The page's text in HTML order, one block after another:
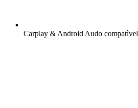
Carplay & Android Audo compatìvel